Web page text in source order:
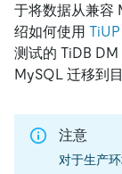
于将数据从兼容
绍如何使用
测试的 TiDB
MySQL 迁移到
注意
对于生产